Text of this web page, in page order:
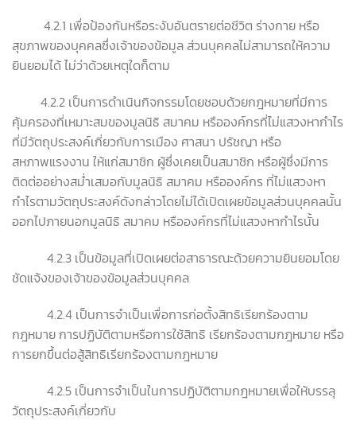
4.2.1 เพื่อป้องกันหรือระงับอันตรายต่อชีวิต ร่างกาย หรือ
สุขภาพของบุคคลซึ่งเจ้าของข้อมูล ส่วนบุคคลไม่สามารถให้ความ
ยินยอมได้ ไม่ว่าด้วยเหตุใดก็ตาม
4.2.2 เป็นการดำเนินกิจกรรมโดยชอบด้วยกฎหมายที่มีการ
คุ้มครองที่เหมาะสมของมูลนิธิ สมาคม หรือองค์กรที่ไม่แสวงหากำไร
ที่มีวัตถุประสงค์เกี่ยวกับการเมือง ศาสนา ปรัชญา หรือ
สหภาพแรงงาน ให้แก่สมาชิก ผู้ซึ่งเคยเป็นสมาชิก หรือผู้ซึ่งมีการ
ติดต่ออย่างสม่ำเสมอกับมูลนิธิ สมาคม หรือองค์กร ที่ไม่แสวงหา
กำไรตามวัตถุประสงค์ดังกล่าวโดยไม่ได้เปิดเผยข้อมูลส่วนบุคคลนั้น
ออกไปภายนอกมูลนิธิ สมาคม หรือองค์กรที่ไม่แสวงหากำไรนั้น
4.2.3 เป็นข้อมูลที่เปิดเผยต่อสาธารณะด้วยความยินยอมโดย
ชัดแจ้งของเจ้าของข้อมูลส่วนบุคคล
4.2.4 เป็นการจำเป็นเพื่อการก่อตั้งสิทธิเรียกร้องตาม
กฎหมาย การปฏิบัติตามหรือการใช้สิทธิ เรียกร้องตามกฎหมาย หรือ
การยกขึ้นต่อสู้สิทธิเรียกร้องตามกฎหมาย
4.2.5 เป็นการจำเป็นในการปฏิบัติตามกฎหมายเพื่อให้บรรลุ
วัตถุประสงค์เกี่ยวกับ